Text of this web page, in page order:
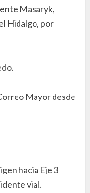
Masaryk,
Hidalgo, por
Mayor desde
hacia Eje 3
vial.